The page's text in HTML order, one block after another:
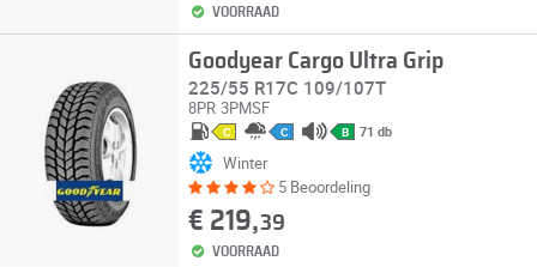
VOORRAAD
Goodyear Cargo Ultra Grip
225/55 R17C 109/107T
8PR 3PMSF
C C B 71 db
Winter
5 Beoordeling
€ 219,39
VOORRAAD